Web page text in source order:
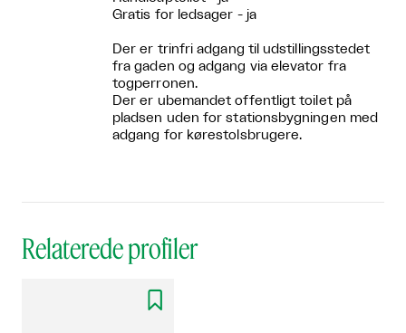
Gratis for ledsager - ja
Der er trinfri adgang til udstillingsstedet
fra gaden og adgang via elevator fra
togperronen.
Der er ubemandet offentligt toilet på
pladsen uden for stationsbygningen med
adgang for kørestolsbrugere.
Relaterede profiler
